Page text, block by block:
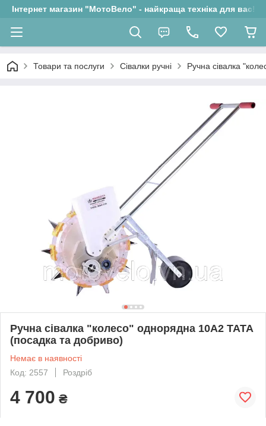
Інтернет магазин "МотоВело" - найкраща техніка для вас!
Товари та послуги Сівалки ручні Ручна сівалка
Ручна сівалка "колесо" однорядна 10A2 TATA
(посадка та добриво)
Немає в наявності
Код: 2557
Роздріб
4 700 ₴